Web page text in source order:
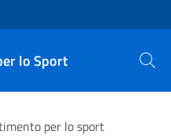
lo Sport Cerca
per lo sport